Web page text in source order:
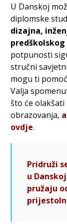
U Danskoj
diplomske
dizajna,
potpunosti
stručni
mogu ti
Valja
što će
obrazovanja,
ovdje.
Pridruži
u
pružaju